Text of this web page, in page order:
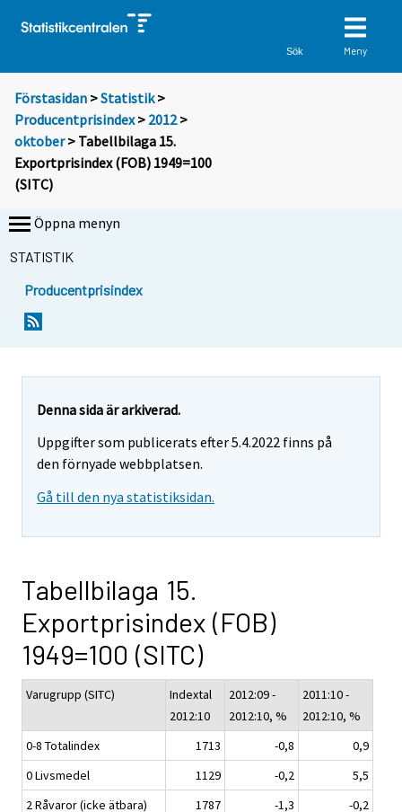
Sök Meny
Förstasidan >Statistik >
Producentprisindex> 2012>
oktober> Tabellbilaga 15.
Exportprisindex (FOB) 1949=100
(SITC)
Öppna menyn
STATISTIK
Producentprisindex
Denna sida är arkiverad.
Uppgifter som publicerats efter 5.4.2022 finns på
den förnyade webbplatsen.
Gå till den nya statistiksidan.
Tabellbilaga 15.
Exportprisindex (FOB)
1949=100 (SITC)
Varugrupp (SITC)
Indextal
2012:10
2012:09 -
2012:10, %
2011:10 -
2012:10, %
0-8 Totalindex
1713 -0,8
0,9
0 Livsmedel
1129 -0,2
5,5
2 Råvaror (icke ätbara)
1787 -1,3
-0,2